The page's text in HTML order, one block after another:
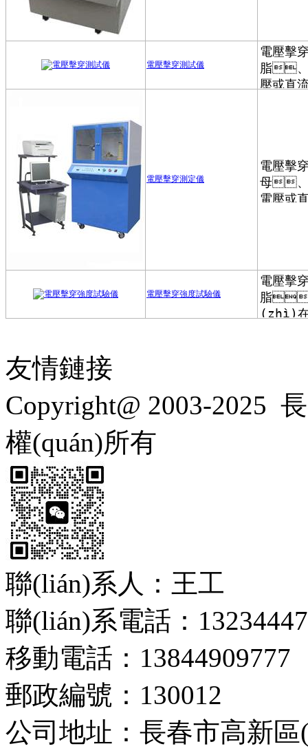
電壓擊穿測試儀
電壓擊穿測定儀
電壓擊穿強度試驗儀
友情鏈接
Copyright@ 2003-2025
權(quán)所有
聯(lián)系人：王工
聯(lián)系電話：
移動電話：13844909777
郵政編號：130012
公司地址：長春市高新區